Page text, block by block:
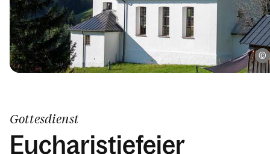
Kontakt
Gottesdienst
Eucharistiefeier